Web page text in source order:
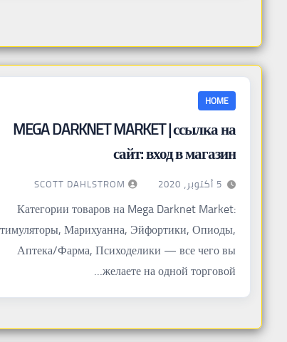
HOME
MEGA DARKNET MARKET | ссылка на
сайт: вход в магазин
5 أكتوبر، 2020 SCOTT DAHLSTROM
Категории товаров на Mega Darknet Market:
Марихуанна, Эйфортики, Опиоды,
Аптека/Фарма, Психоделики — все чего вы
желаете на одной торговой…